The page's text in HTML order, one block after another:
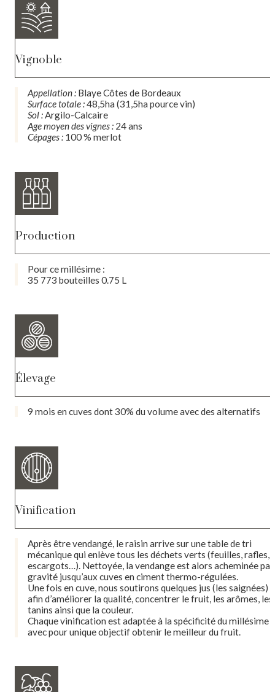
Vignoble
Appellation : Blaye Côtes de Bordeaux
Surface totale :48,5ha (31,5ha pource vin)
Sol :Argilo-Calcaire
Age moyen des vignes : 24 ans
Cépages : 100 % merlot
Production
Pour ce millésime :
35 773 bouteilles 0.75 L
Élevage
9 mois en cuves dont 30% du volume avec des alternatifs
Vinification
Après être vendangé, le raisin arrive sur une table de tri
mécanique qui enlève tous les déchets verts (feuilles, rafles,
escargots…). Nettoyée, la vendange est alors acheminée par
gravité jusqu’aux cuves en ciment thermo-régulées.
Une fois en cuve, nous soutirons quelques jus (les saignées)
afin d’améliorer la qualité, concentrer le fruit, les arômes, les
tanins ainsi que la couleur.
Chaque vinification est adaptée à la spécificité du millésime
avec pour unique objectif obtenir le meilleur du fruit.